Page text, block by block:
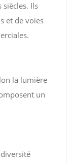
siècles. Ils
et de voies
la lumière
un